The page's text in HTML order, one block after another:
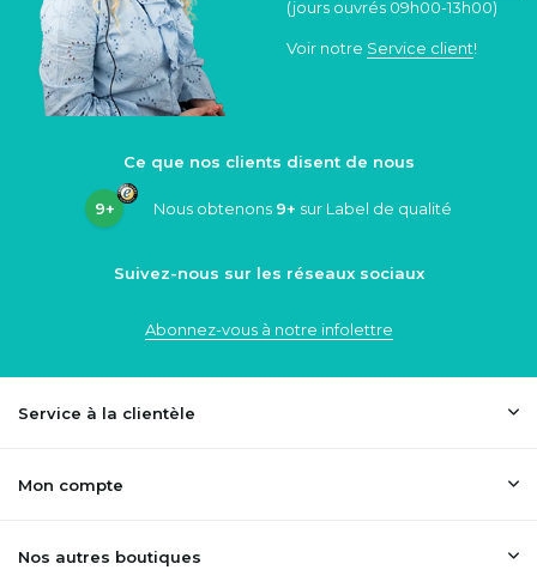
(jours ouvrés 09h00-13h00)
Voir notre Service client!
Ce que nos clients disent de nous
9+ Nous obtenons 9+ sur Label de qualité
Suivez-nous sur les réseaux sociaux
Abonnez-vous à notre infolettre
Service à la clientèle
Mon compte
Nos autres boutiques